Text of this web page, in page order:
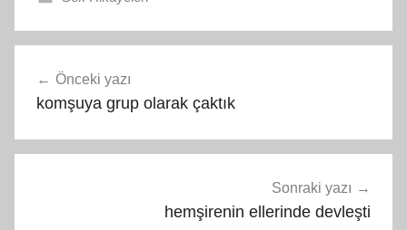
gezinmesi
Önceki yazı
komşuya grup olarak çaktık
Sonraki yazı
hemşirenin ellerinde devleşti